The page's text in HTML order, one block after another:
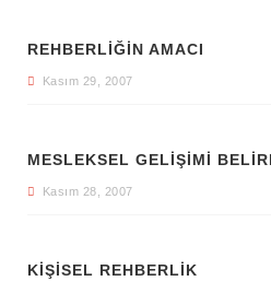
REHBERLIĞIN AMACI
Kasım 29, 2007
MESLEKSEL GELİŞİMİ
Kasım 28, 2007
KİŞİSEL REHBERLİK